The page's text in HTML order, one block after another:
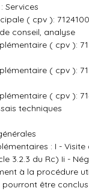
Services
( cpv ):
conseil, analyse
( cpv ):
( cpv ):
( cpv ):
techniques
: I -
3.2.3 du Rc) Ii -
à la procédure
être